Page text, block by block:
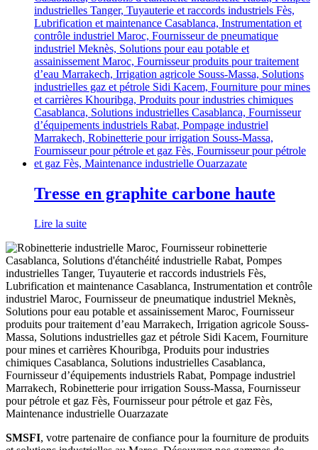
Tresse en graphite carbone haute
Lire la suite
SMSFI, votre partenaire de confiance pour la fourniture de produits